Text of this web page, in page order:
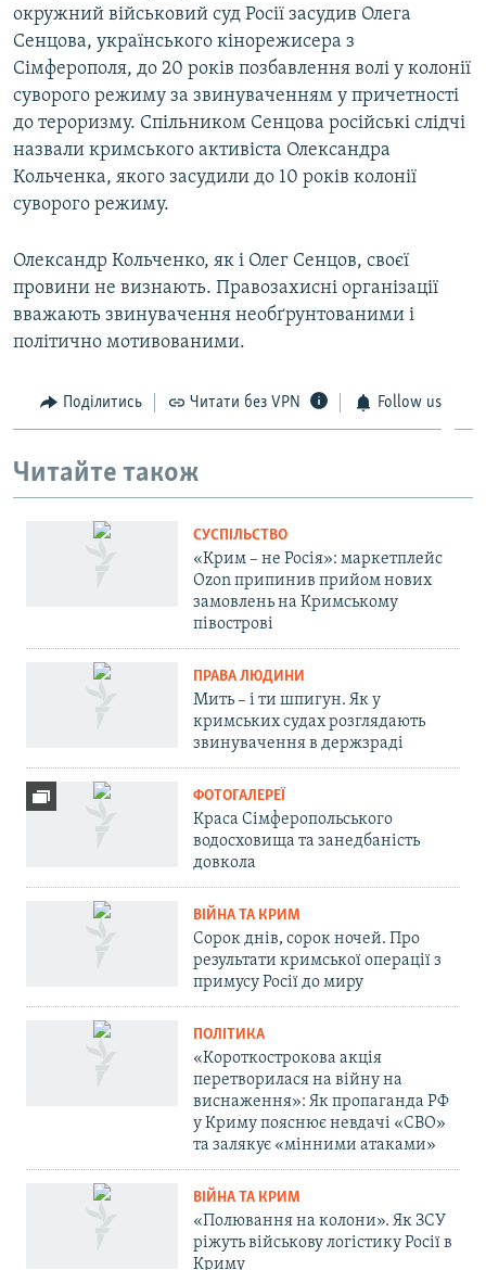
окружний військовий суд Росії засудив Олега
Сенцова, українського кінорежисера з
Сімферополя, до 20 років позбавлення волі у колонії
суворого режиму за звинуваченням у причетності
до тероризму. Спільником Сенцова російські слідчі
назвали кримського активіста Олександра
Кольченка, якого засудили до 10 років колонії
суворого режиму.
Олександр Кольченко, як і Олег Сенцов, своєї
провини не визнають. Правозахисні організації
вважають звинувачення необґрунтованими і
політично мотивованими.
Поділитись Читати без VPN Follow us
Читайте також
СУСПІЛЬСТВО
«Крим – не Росія»: маркетплейс
Ozon припинив прийом нових
замовлень на Кримському
півострові
ПРАВА ЛЮДИНИ
Мить – і ти шпигун. Як у
кримських судах розглядають
звинувачення в держзраді
ФОТОГАЛЕРЕЇ
Краса Сімферопольського
водосховища та занедбаність
довкола
ВІЙНА ТА КРИМ
Сорок днів, сорок ночей. Про
результати кримської операції з
примусу Росії до миру
ПОЛІТИКА
«Короткострокова акція
перетворилася на війну на
виснаження»: Як пропаганда РФ
у Криму пояснює невдачі «СВО»
та залякує «мінними атаками»
ВІЙНА ТА КРИМ
«Полювання на колони». Як ЗСУ
ріжуть військову логістику Росії в
Криму